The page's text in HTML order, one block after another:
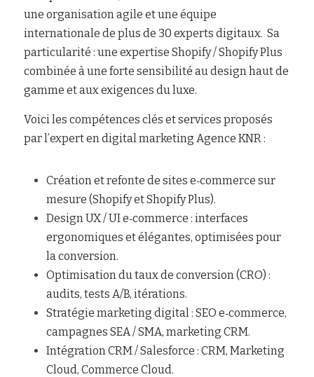
une organisation agile et une équipe
internationale de plus de 30 experts digitaux.  Sa
particularité : une expertise Shopify / Shopify Plus
combinée à une forte sensibilité au design haut de
gamme et aux exigences du luxe.
Voici les compétences clés et services proposés
par l’expert en digital marketing Agence KNR :
Création et refonte de sites e‑commerce sur
mesure (Shopify et Shopify Plus).
Design UX / UI e‑commerce : interfaces
ergonomiques et élégantes, optimisées pour
la conversion.
Optimisation du taux de conversion (CRO) :
audits, tests A/B, itérations.
Stratégie marketing digital : SEO e‑commerce,
campagnes SEA / SMA, marketing CRM.
Intégration CRM / Salesforce : CRM, Marketing
Cloud, Commerce Cloud.